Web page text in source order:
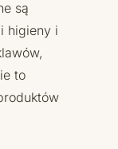
są
higieny i
to